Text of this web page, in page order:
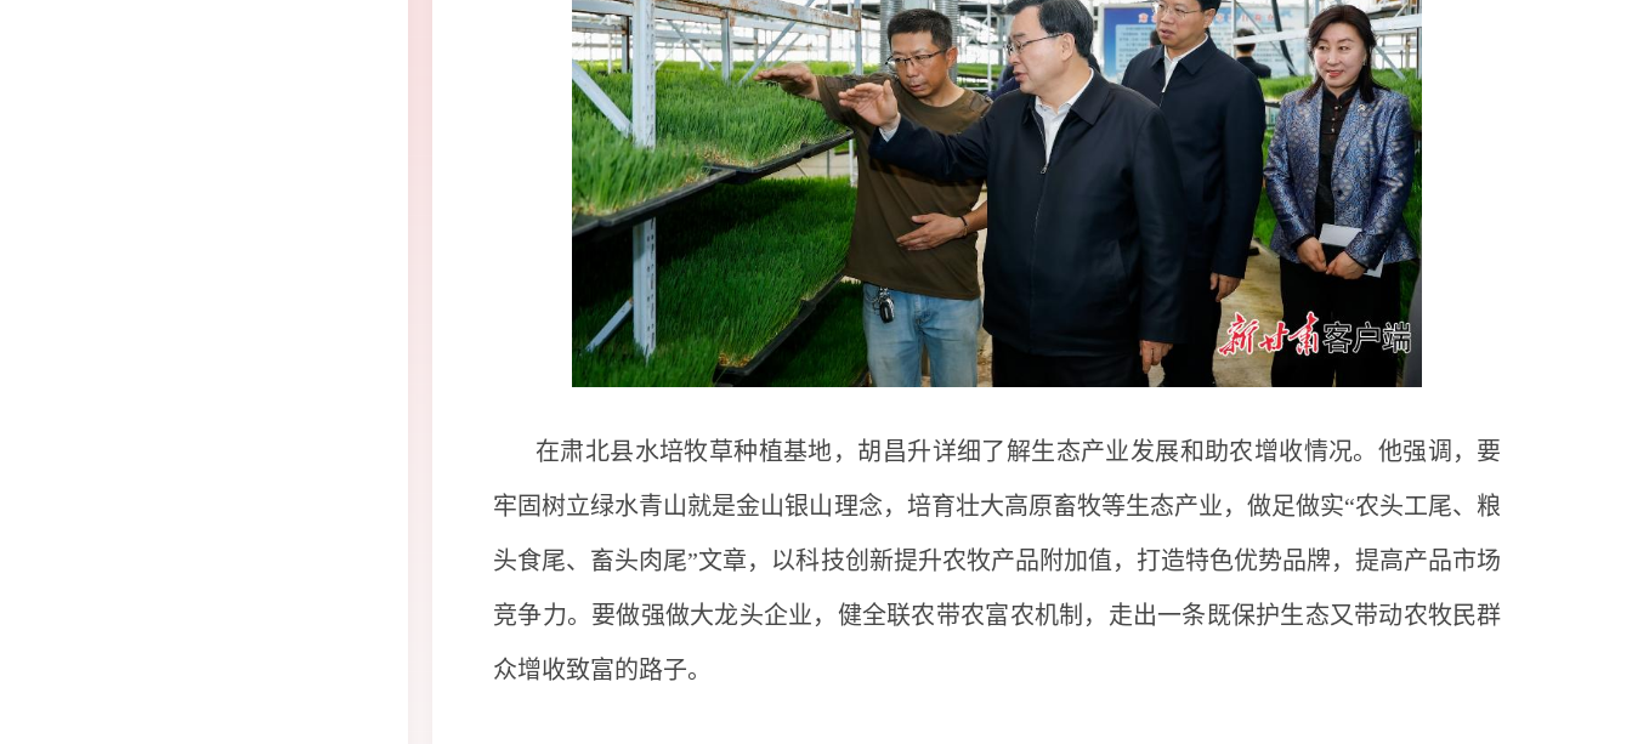
在肃北县水培牧草种植基地，胡昌升详细了解生态产业发展和助农增收情况。他强调，要
牢固树立绿水青山就是金山银山理念，培育壮大高原畜牧等生态产业，做足做实“农头工尾、粮
头食尾、畜头肉尾”文章，以科技创新提升农牧产品附加值，打造特色优势品牌，提高产品市场
竞争力。要做强做大龙头企业，健全联农带农富农机制，走出一条既保护生态又带动农牧民群
众增收致富的路子。